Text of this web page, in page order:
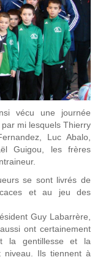
vécu une journée
mi lesquels Thierry
Luc Abalo,
Guigou, les frères
se sont livrés de
et au jeu des
Guy Labarrère,
ont certainement
la gentillesse et la
niveau. Ils tiennent à